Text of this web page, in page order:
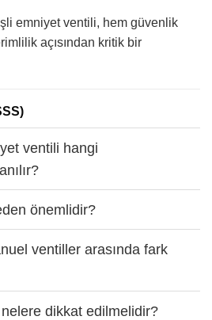
emniyet ventili, hem güvenlik
açısından kritik bir
ventili hangi
önemlidir?
ventiller arasında fark
dikkat edilmelidir?